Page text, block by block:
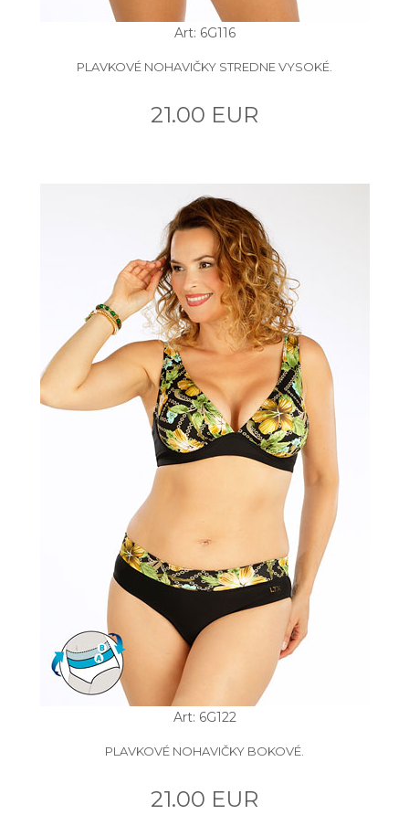
Art: 6G116
PLAVKOVÉ NOHAVIČKY STREDNE VYSOKÉ.
21.00 EUR
Art: 6G122
PLAVKOVÉ NOHAVIČKY BOKOVÉ.
21.00 EUR